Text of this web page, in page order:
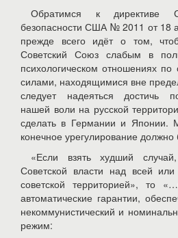
Обратимся к директиве
безопасности США № 2011 от 18
прежде всего идёт о том,
Советский Союз слабым в
психологическом отношениях
силами, находящимися вне
следует надеяться достичь
нашей воли на русской
сделать в Германии и Японии.
конечное урегулирование
«Если взять худший
Советской власти над всей
советской территорией», то
автоматические гарантии,
некоммунистический и
режим: